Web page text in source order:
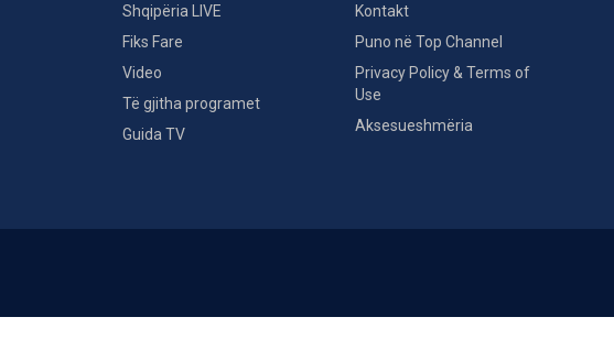
Shqipëria LIVE
Fiks Fare
Video
Të gjitha programet
Guida TV
Kontakt
Puno në Top Channel
Privacy Policy & Terms of
Use
Aksesueshmëria